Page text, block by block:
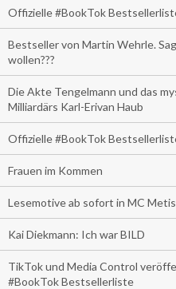
Offizielle #BookTok
Bestseller von Martin Wehrle.
wollen???
Die Akte Tengelmann und das
Milliardärs Karl-Erivan Haub
Offizielle #BookTok
Frauen im Kommen
Lesemotive ab sofort in MC Metis
Kai Diekmann: Ich war BILD
TikTok und Media Control
#BookTok Bestsellerliste